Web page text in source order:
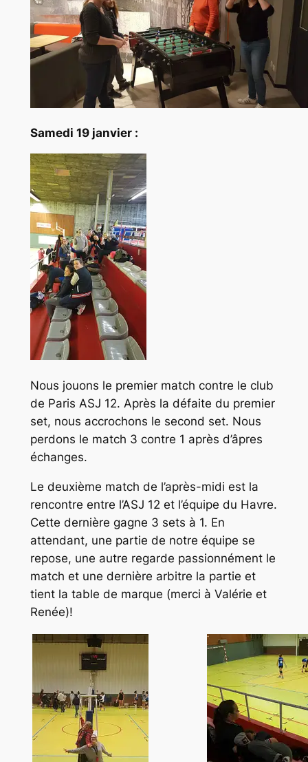
Samedi 19 janvier :
Nous jouons le premier match contre le club
de Paris ASJ 12. Après la défaite du premier
set, nous accrochons le second set. Nous
perdons le match 3 contre 1 après d’âpres
échanges.
Le deuxième match de l’après-midi est la
rencontre entre l’ASJ 12 et l’équipe du Havre.
Cette dernière gagne 3 sets à 1. En
attendant, une partie de notre équipe se
repose, une autre regarde passionnément le
match et une dernière arbitre la partie et
tient la table de marque (merci à Valérie et
Renée)!